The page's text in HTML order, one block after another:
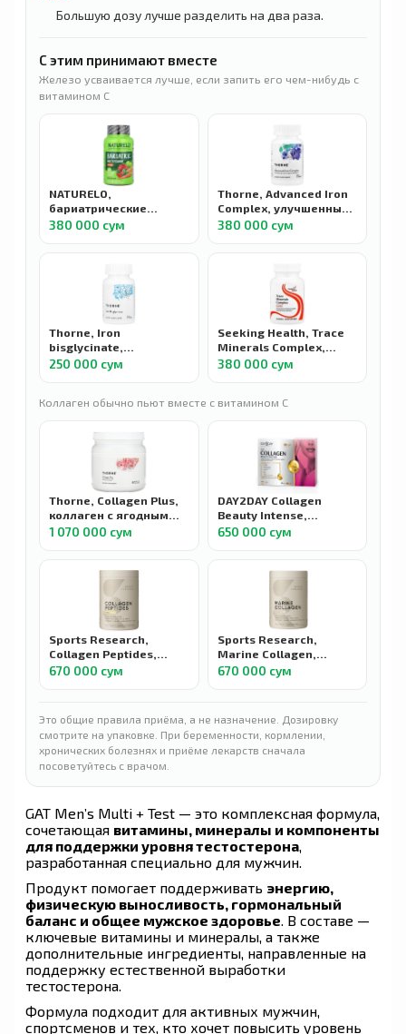
Большую дозу лучше разделить на два раза.
С этим принимают вместе
Железо усваивается лучше, если запить его чем-нибудь с
витамином C
NATURELO,
бариатрические
мультивитамины с
железом, 60
380 000 сум
Thorne, Advanced Iron
Complex, улучшенный
комплекс с железом,
380 000 сум
Thorne, Iron
bisglycinate,
бисглицинат железа,
60 капсул
250 000 сум
Seeking Health, Trace
Minerals Complex,
комплекс
микроэлементов, без
380 000 сум
Коллаген обычно пьют вместе с витамином C
Thorne, Collagen Plus,
коллаген с ягодным
вкусом, 495 г
1 070 000 сум
DAY2DAY Collagen
Beauty Intense,
Коллаген для кожи,
волос и ногтей, вкус
пакетиков
650 000 сум
Sports Research,
Collagen Peptides,
пептиды коллагена,
ваниль, 480 г
670 000 сум
Sports Research,
Marine Collagen,
Пептиды из морского
коллагена, с
670 000 сум
Это общие правила приёма, а не назначение. Дозировку
смотрите на упаковке. При беременности, кормлении,
хронических болезнях и приёме лекарств сначала
посоветуйтесь с врачом.
GAT Men’s Multi + Test — это комплексная формула,
сочетающая витамины, минералы и компоненты
для поддержки уровня тестостерона
разработанная специально для мужчин.
Продукт помогает поддерживать энергию,
физическую выносливость, гормональный
баланс и общее мужское здоровье . В составе —
ключевые витамины и минералы, а также
дополнительные ингредиенты, направленные на
поддержку естественной выработки
тестостерона.
Формула подходит для активных мужчин,
спортсменов и тех, кто хочет повысить уровень